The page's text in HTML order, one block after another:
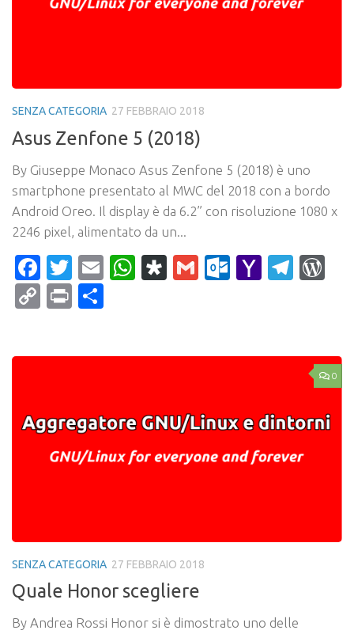
SENZA CATEGORIA 27 FEBBRAIO 2018
Asus Zenfone 5 (2018)
By Giuseppe Monaco Asus Zenfone 5 (2018) è uno
smartphone presentato al MWC del 2018 con a bordo
Android Oreo. Il display è da 6.2” con risoluzione 1080 x
2246 pixel, alimentato da un...
Facebook
Twitter
EmailWhatsApp
Diaspora
Gmail Yahoo
CopyPrint
0
SENZA CATEGORIA 27 FEBBRAIO 2018
Quale Honor scegliere
By Andrea Rossi Honor si è dimostrato uno delle